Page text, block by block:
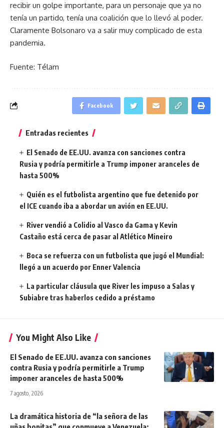
recibir un golpe importante, para un personaje que ya no
tenía un partido, tenía una coalición que lo llevó al poder.
Claramente Bolsonaro va a salir muy complicado de esta
pandemia.
Fuente: Télam
Facebook
Entradas recientes
El Senado de EE.UU. avanza con sanciones contra
Rusia y podría permitirle a Trump imponer aranceles de
hasta 500%
Quién es el futbolista argentino que fue detenido por
el ICE cuando iba a abordar un avión en EE.UU.
River vendió a Colidio al Vasco da Gama y Kevin
Castaño está cerca de pasar al Atlético Mineiro
Boca se refuerza con un futbolista que jugó el Mundial:
llegó a un acuerdo por Enner Valencia
La particular cláusula que River les impuso a Salas y
Subiabre tras haberlos cedido a préstamo
You Might Also Like
El Senado de EE.UU. avanza con sanciones
contra Rusia y podría permitirle a Trump
imponer aranceles de hasta 500%
7 agosto, 2026
La dramática historia de “la señora de las